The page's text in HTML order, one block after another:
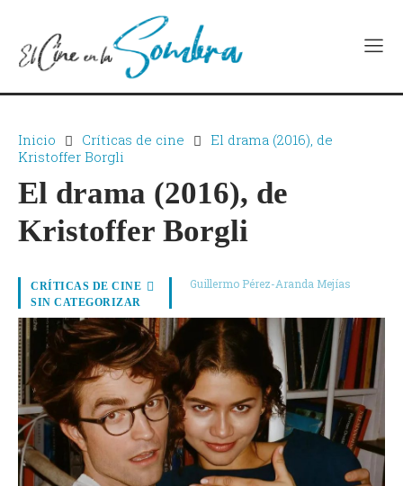
Inicio Críticas de cine
El drama (2016), de
Kristoffer Borgli
El drama (2016), de
Kristoffer Borgli
CRÍTICAS DE CINE
SIN CATEGORIZAR
Guillermo Pérez-Aranda Mejías